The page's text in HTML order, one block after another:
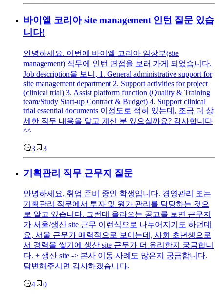
바이엘 코리아 site management 인턴 질문 있습
니다!
안녕하세요. 이번에 바이엘 코리아 임상부(site
management) 직무에 인턴 면접을 보러 가게 되었습니다.
Job description을 보니, 1. General administrative support for
site management department 2. Support activities for project
(clinical trial) 3. Assist platform function (Quality & Training
team/Study Start-up Contract & Budget) 4. Support clinical
trial essential documents 이정도로 적혀 있는데, 조금 더 상
세한 직무 내용을 알고 계신 분 있으실까요? 감사합니다
^^
3 3
기획관리 직무 근무지 질문
안녕하세요, 취업 준비 중인 학생입니다. 경영관리 또는
기획관리 직무에서 투자 및 원가 관리를 담당하는 것으
로 알고 있습니다. 그런데 올라오는 공고를 보면 근무지
가 서울/생산 site 근무 이런식으로 나누어지기도 하던데
요, 서울 근무가 매력적으로 보이는데, 사회 초년생으로
서 경력을 쌓기에 생산 site 근무가 더 유리한지 궁금합니
다. + 생산 site -> 본사 이동 사례도 많은지 궁금합니다.
답변해주시면 감사하겠습니다.
4 0